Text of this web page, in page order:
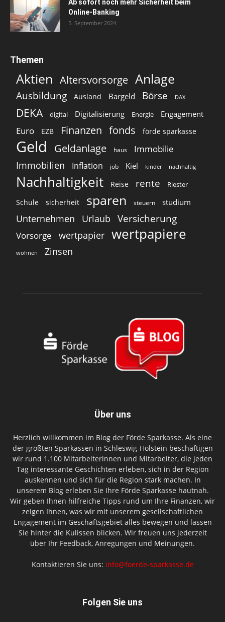
Ab sofort noch mehr Sicherheit beim
Online-Banking
5. September 2024
Themen
Aktien Altersvorsorge Anlage
Ausbildung Ausland Bargeld Börse DAX
DEKA digital Digitalisierung Energie Engagement
Euro EZB Finanzen fonds förde sparkasse
Geld Geldanlage haus Immobilie
Immobilien Inflation job Kiel kinder nachhaltig
Nachhaltigkeit Reise rente Riester
Schule sicherheit sparen steuern studium
Unternehmen Urlaub Versicherung
Vorsorge wertpapier wertpapiere
wohnen Zinsen
Über uns
Herzlich willkommen im Blog der Förde Sparkasse. Als eine
der größten Sparkassen in Schleswig-Holstein beschäftigen
wir rund 1.100 Mitarbeiterinnen und Mitarbeiter, die jeden
Tag interessante Geschichten erleben, sich in der Region
auskennen und sich für die Region stark machen. In
unserem Blog erleben Sie Ihre Förde Sparkasse hautnah.
Wir geben Ihnen hilfreiche Tipps rund um Ihre Finanzen, wir
zeigen Ihnen, was wir mit unserem gesellschaftlichen
Engagement im Geschäftsgebiet alles bewegen und lassen
Sie hinter die Kulissen blicken. Wir freuen uns jederzeit
über Ihr Feedback, Anregungen und Meinungen.
Kontaktieren Sie uns: info@foerde-sparkasse.de
Folgen Sie uns